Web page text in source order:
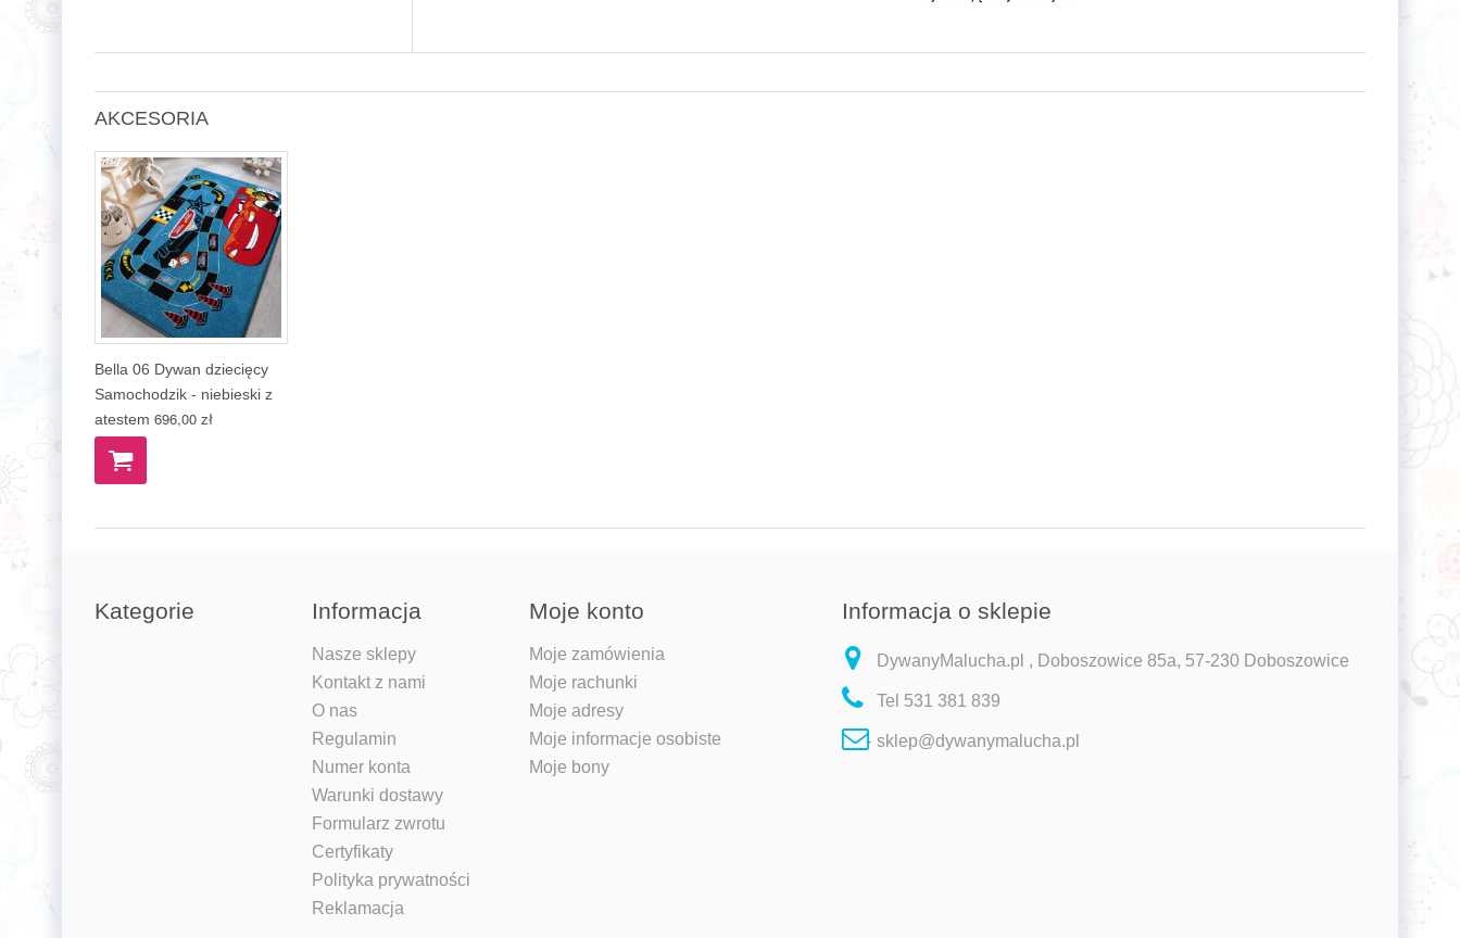
AKCESORIA
Bella 06 Dywan dziecięcy
Samochodzik - niebieski z
atestem 696,00 zł
Kategorie Informacja
Nasze sklepy
Kontakt z nami
O nas
Regulamin
Numer konta
Warunki dostawy
Formularz zwrotu
Certyfikaty
Polityka prywatności
Reklamacja
Moje konto
Moje zamówienia
Moje rachunki
Moje adresy
Moje informacje osobiste
Moje bony
Informacja o sklepie
DywanyMalucha.pl , Doboszowice 85a, 57-230 Doboszowice
Tel 531 381 839
sklep@dywanymalucha.pl